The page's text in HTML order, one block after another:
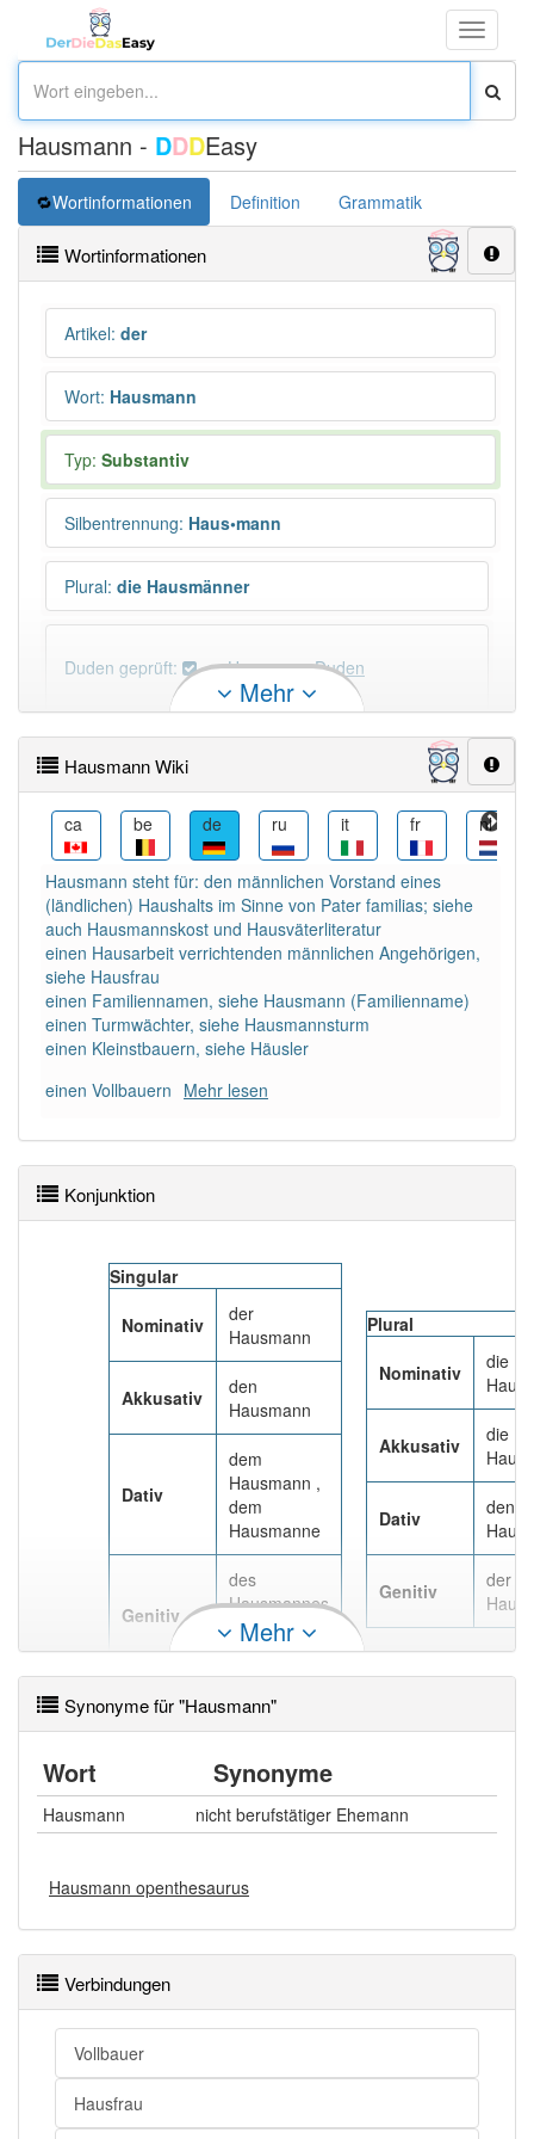
Toggle
Hausmann - DDDEasy
Wortinformationen Definition Grammatik
Wortinformationen
Artikel: der
Wort: Hausmann
Typ: Substantiv
Silbentrennung: Haus•mann
Plural: die Hausmänner
Duden geprüft: Hausmann Duden
PowerIndex:5
Häufigkeit: 4 von 10
Wörter mit Endung -hausmann: 2
Wörter mit Endung
anderen Artikelder: 0
korrekt erraten.
Mehr
Hausmann Wiki
ca be de ru it fr nl
Hausmann steht für: den männlichen Vorstand eines
(ländlichen) Haushalts im Sinne von Pater familias; siehe
auch Hausmannskost und Hausväterliteratur
einen Hausarbeit verrichtenden männlichen Angehörigen,
siehe Hausfrau
einen Familiennamen, siehe Hausmann (Familienname)
einen Turmwächter, siehe Hausmannsturm
einen Kleinstbauern, siehe Häusler
einen Vollbauern Mehr lesen
Konjunktion
Singular
Nominativ
der
Hausmann
Akkusativ
den
Hausmann
Dativ
dem
Hausmann ,
dem
Hausmanne
Genitiv
des
Hausmannes
, des
Hausmanns
Plural
Nominativ
die
Akkusativ
die
Dativ
den
Genitiv
der
Mehr
Synonyme für "Hausmann"
Wort Synonyme
Hausmann nicht berufstätiger Ehemann
Hausmann openthesaurus
Verbindungen
Vollbauer
Hausfrau